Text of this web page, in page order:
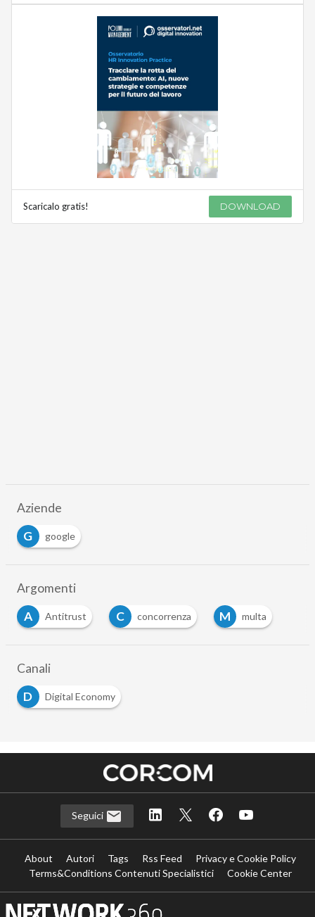
Scaricalo gratis! DOWNLOAD
Aziende
G
google
Argomenti
A
Antitrust C concorrenza M multa
Canali
D
Digital Economy
Seguici
About Autori Tags Rss Feed
Privacy e Cookie Policy
Terms&Conditions Contenuti Specialistici
Cookie Center